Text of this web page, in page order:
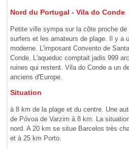
Nord du Portugal - Vila do Conde
Petite ville sympa sur la côte proche
surfers et les amateurs de plage. Il y a
moderne. L'imposant Convento de
Conde. L'aqueduc comptait jadis 999
ruines qui restent. Vila do Conde a un
anciens d'Europe.
Situation
à 8 km de la plage et du centre. Une
de Póvoa de Varzim à 8 km. La
nord. A 20 km se situe Barcelos très
et à 25 km Porto.